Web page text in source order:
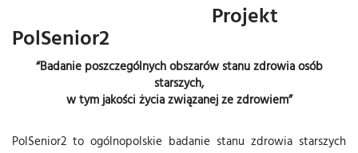
Projekt
PolSenior2
“Badanie poszczególnych obszarów stanu zdrowia osób
starszych,
w tym jakości życia związanej ze zdrowiem”
PolSenior2 to ogólnopolskie badanie stanu zdrowia starszych